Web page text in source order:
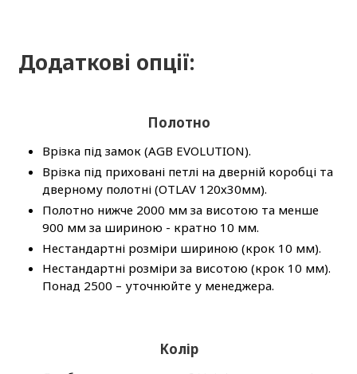
Додаткові опції:
Полотно
Врізка під замок (AGB EVOLUTION).
Врізка під приховані петлі на дверній коробці та
дверному полотні (OTLAV 120х30мм).
Полотно нижче 2000 мм за висотою та менше
900 мм за шириною - кратно 10 мм.
Нестандартні розміри шириною (крок 10 мм).
Нестандартні розміри за висотою (крок 10 мм).
Понад 2500 – уточнюйте у менеджера.
Колір